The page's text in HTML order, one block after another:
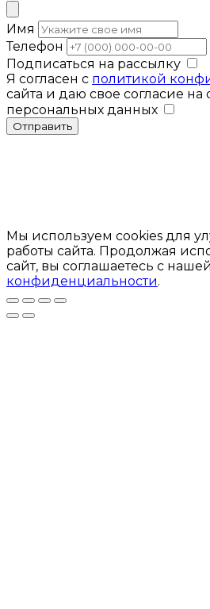
Имя
Телефон
Подписаться на рассылку
Я согласен с политикой
сайта и даю свое согласие на
персональных данных
Отправить
Мы используем cookies для
работы сайта. Продолжая
сайт, вы соглашаетесь с нашей
конфиденциальности.